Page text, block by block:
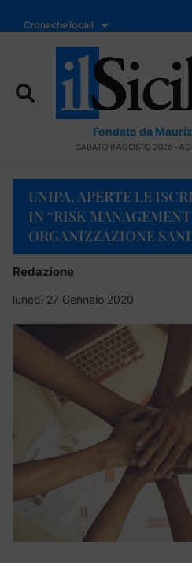
Cronache locali
Fondato da
SABATO 8 AGOSTO 2026 -
UNIPA, APERTE LE
IN “RISK
ORGANIZZAZIONE
Redazione
lunedì 27 Gennaio 2020